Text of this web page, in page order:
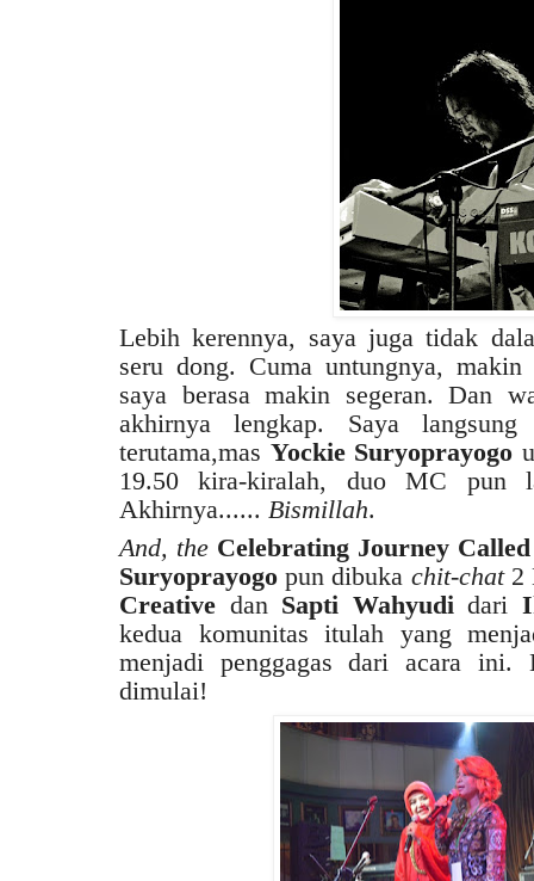
Lebih kerennya, saya juga tidak
seru dong. Cuma untungnya,
saya berasa makin segeran. Dan
akhirnya lengkap. Saya
terutama,mas Yockie Suryoprayogo
19.50 kira-kiralah, duo MC pun
Akhirnya...... Bismillah.
And, the Celebrating Journey
Suryoprayogo pun dibuka chit-chat2
Creative dan Sapti Wahyudi dari
kedua komunitas itulah yang
menjadi penggagas dari acara ini.
dimulai!